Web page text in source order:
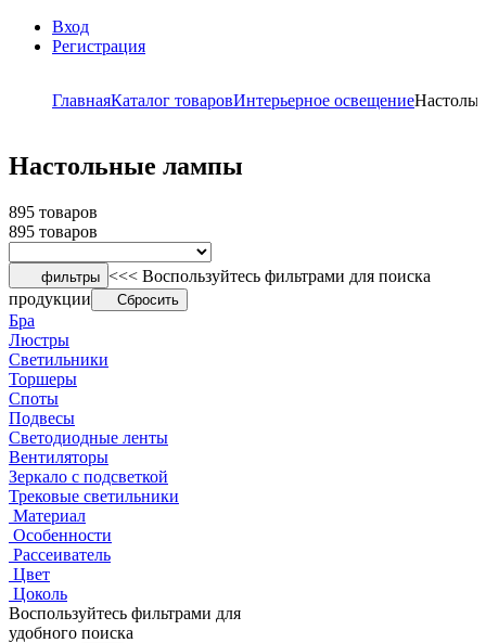
Вход
Регистрация
ГлавнаяКаталог товаровИнтерьерное освещение
Настольные лампы
895 товаров
895 товаров
фильтры <<< Воспользуйтесь фильтрами для поиска
продукции
Сбросить
Бра
Люстры
Светильники
Торшеры
Споты
Подвесы
Светодиодные ленты
Вентиляторы
Зеркало с подсветкой
Трековые светильники
Материал
Особенности
Рассеиватель
Цвет
Цоколь
Воспользуйтесь фильтрами для
удобного поиска